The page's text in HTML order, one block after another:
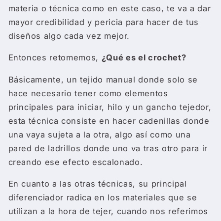
materia o técnica como en este caso, te va a dar
mayor credibilidad y pericia para hacer de tus
diseños algo cada vez mejor.
Entonces retomemos, ¿Qué es el crochet?
Básicamente, un tejido manual donde solo se
hace necesario tener como elementos
principales para iniciar, hilo y un gancho tejedor,
esta técnica consiste en hacer cadenillas donde
una vaya sujeta a la otra, algo así como una
pared de ladrillos donde uno va tras otro para ir
creando ese efecto escalonado.
En cuanto a las otras técnicas, su principal
diferenciador radica en los materiales que se
utilizan a la hora de tejer, cuando nos referimos